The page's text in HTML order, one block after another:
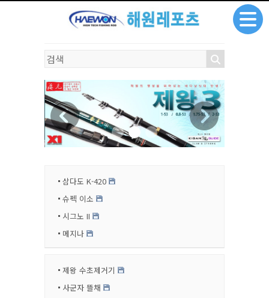
삼다도 K-420
슈펙 이소
시그노 II
메지나
제왕 수초제거기
사군자 뜰채